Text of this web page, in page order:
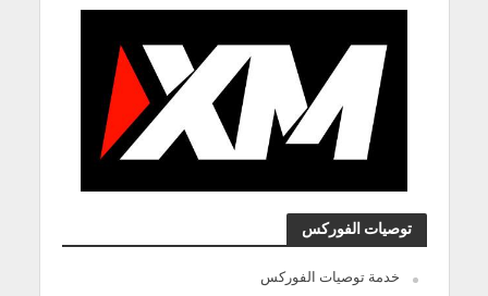
توصيات الفوركس
خدمة توصيات الفوركس